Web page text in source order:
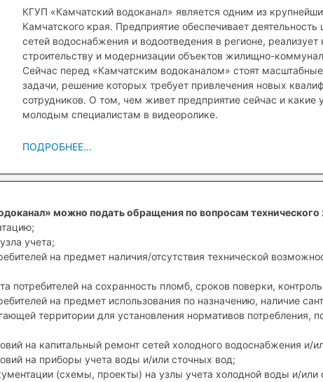
КГУП «Камчатский водоканал» является одним из
Камчатского края. Предприятие обеспечивает деятельность
сетей водоснабжения и водоотведения в регионе,
строительству и модернизации объектов жилищно-
Сейчас перед «Камчатским водоканалом» стоят
задачи, решение которых требует привлечения новых
сотрудников. О том, чем живет предприятие сейчас и какие
молодым специалистам в видеоролике.
ПОДРОБНЕЕ...
можно подать обращения по вопросам технического
учета;
на предмет наличия/отсутствия технической
потребителей на сохранность пломб, сроков поверки,
на предмет использования по назначению, наличие
территории для установления нормативов потребления,
на капитальный ремонт сетей холодного водоснабжения и/
на приборы учета воды и/или сточных вод;
(схемы, проекты) на узлы учета холодной воды и/или